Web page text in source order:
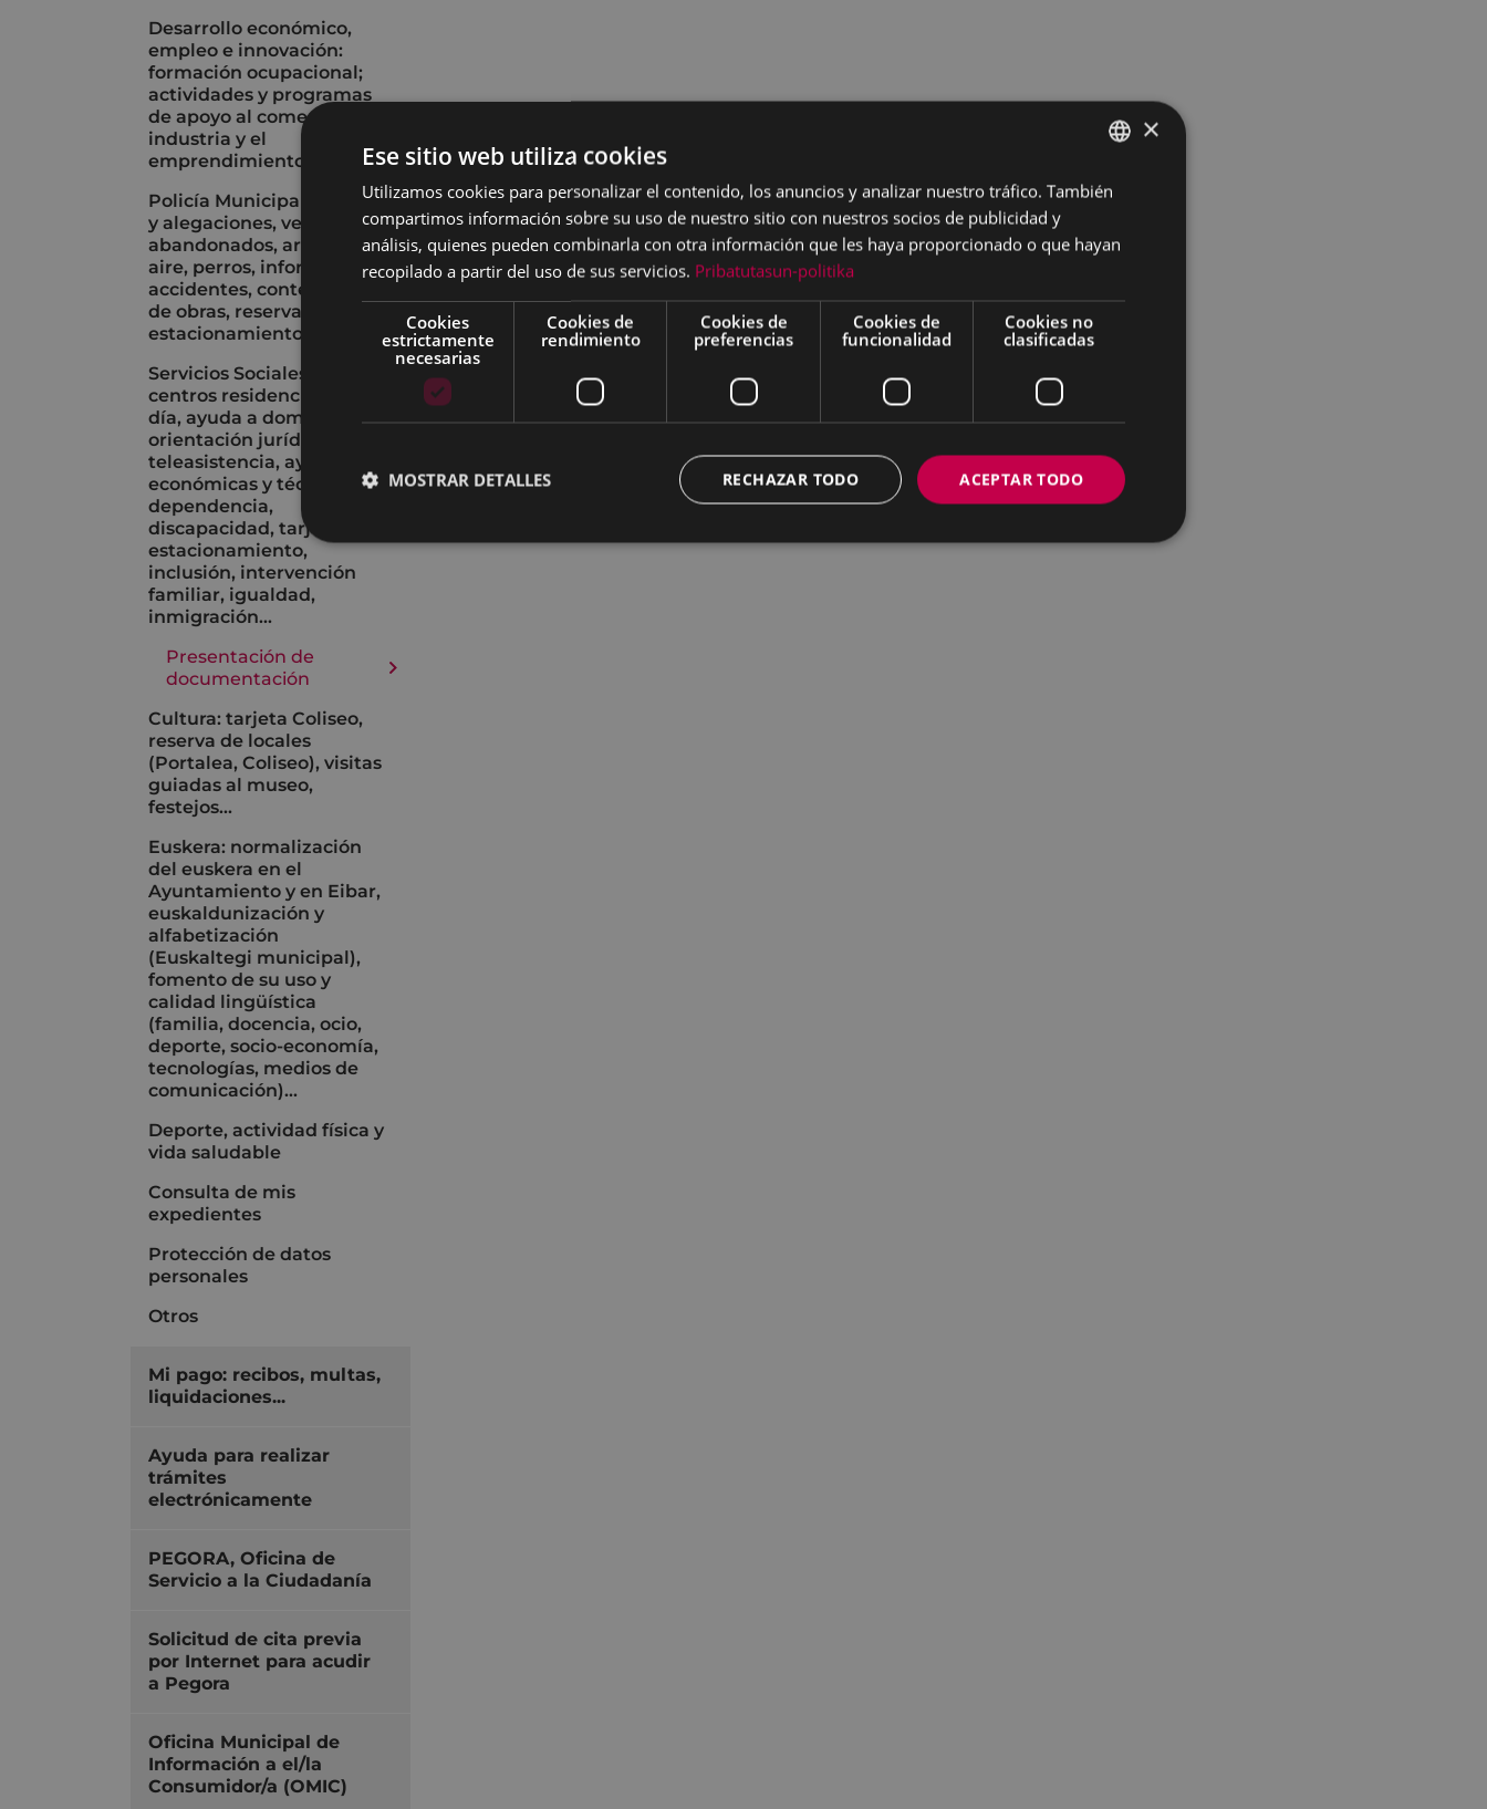
Desarrollo económico,
empleo e innovación:
formación ocupacional;
actividades y programas
de apoyo al comercio, la
industria y el
emprendimiento...
Policía Municipal: multas
y alegaciones, vehículos
abandonados, armas de
aire, perros, informes de
accidentes, contenedores
de obras, reserva de
estacionamiento...
Servicios Sociales:
centros residenciales y de
día, ayuda a domicilio,
orientación jurídica,
teleasistencia, ayudas
económicas y técnicas,
dependencia,
discapacidad, tarjeta de
estacionamiento,
inclusión, intervención
familiar, igualdad,
inmigración...
Presentación de
documentación
Cultura: tarjeta Coliseo,
reserva de locales
(Portalea, Coliseo), visitas
guiadas al museo,
festejos...
Euskera: normalización
del euskera en el
Ayuntamiento y en Eibar,
euskaldunización y
alfabetización
(Euskaltegi municipal),
fomento de su uso y
calidad lingüística
(familia, docencia, ocio,
deporte, socio-economía,
tecnologías, medios de
comunicación)...
Deporte, actividad física y
vida saludable
Consulta de mis
expedientes
Protección de datos
personales
Otros
Mi pago: recibos, multas,
liquidaciones...
Ayuda para realizar
trámites
electrónicamente
PEGORA, Oficina de
Servicio a la Ciudadanía
Solicitud de cita previa
por Internet para acudir
a Pegora
Oficina Municipal de
Información a el/la
Consumidor/a (OMIC)
BASQUE
×
Ese sitio web utiliza cookies
Utilizamos cookies para personalizar el contenido, los anuncios y analizar nuestro tráfico. También
compartimos información sobre su uso de nuestro sitio con nuestros socios de publicidad y
análisis, quienes pueden combinarla con otra información que les haya proporcionado o que hayan
recopilado a partir del uso de sus servicios. Pribatutasun-politika
Cookies
estrictamente
necesarias
Cookies de
rendimiento
Cookies de
preferencias
Cookies de
funcionalidad
Cookies no
clasificadas
ACEPTAR TODO
RECHAZAR TODO
MOSTRAR DETALLES